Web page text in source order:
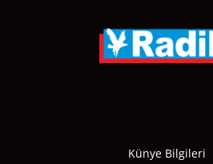
Künye Bilgileri